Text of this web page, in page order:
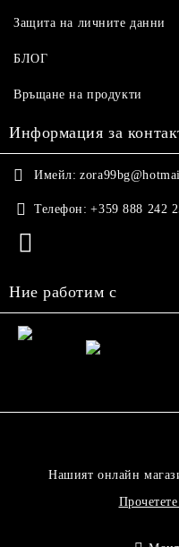
Защита на личните данни
БЛОГ
Връщане на продукти
Информация за
Имейл:
Телефон: +359 888 242
Ние работим с
Нашият онлайн